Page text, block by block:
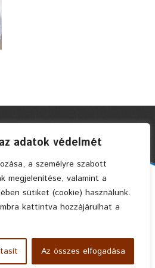
adatok védelmét
a személyre szabott
megjelenítése, valamint a
sütiket (cookie) használunk.
kattintva hozzájárulhat a
Az összes elfogadása
Kft. © 2004 Privacy Policy